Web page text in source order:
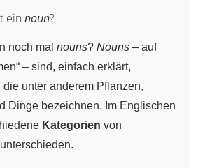
ein noun?
noch mal nouns? Nouns – auf
– sind, einfach erklärt,
die unter anderem Pflanzen,
Dinge bezeichnen. Im Englischen
Kategorien von